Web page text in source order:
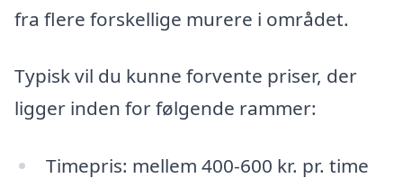
fra flere forskellige murere i området.
Typisk vil du kunne forvente priser, der
ligger inden for følgende rammer:
Timepris: mellem 400-600 kr. pr. time